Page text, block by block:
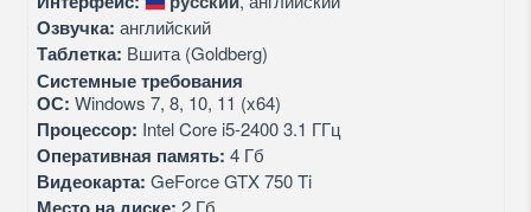
Озвучка: английский
Таблетка: Вшита (Goldberg)
Системные требования
ОС: Windows 7, 8, 10, 11 (x64)
Процессор: Intel Core i5-2400 3.1 ГГц
Оперативная память: 4 Гб
Видеокарта: GeForce GTX 750 Ti
2 Гб